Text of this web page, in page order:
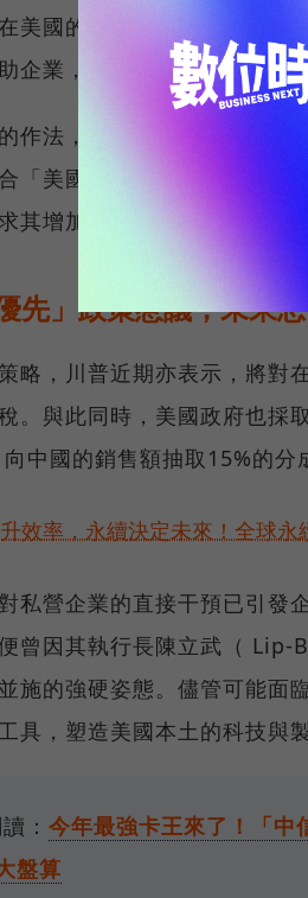
美國的投資承諾。**該官員
企業，意在敦促企業加碼投資
作法，是川普政府更廣泛產
「美國優先」的政策目標。
其增加在美國的總投資額，
先」政策惹議，未來
略，川普近期亦表示，將對
。與此同時，美國政府也採
向中國的銷售額抽取15%的分
效率，永續決定未來！全球
私營企業的直接干預已引發
曾因其執行長陳立武（ Lip-
施的強硬姿態。儘管可能面
具，塑造美國本土的科技與
： 今年最強卡王來了！「
盤算